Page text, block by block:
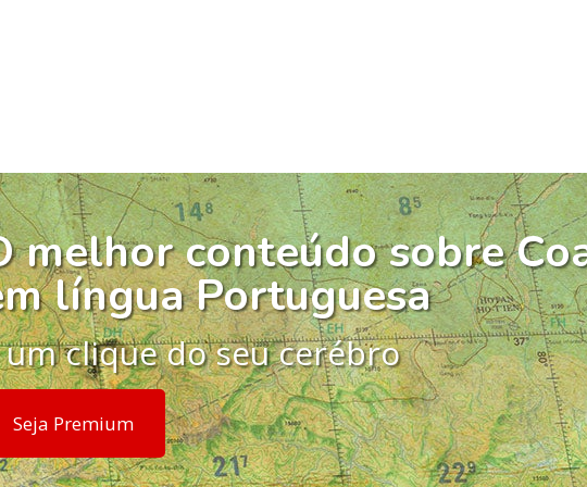
melhor conteúdo sobre
língua Portuguesa
um clique do seu cerébro
Seja Premium